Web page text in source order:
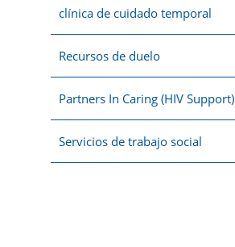
clínica de cuidado temporal
Recursos de duelo
Partners In Caring (HIV Support)
Servicios de trabajo social